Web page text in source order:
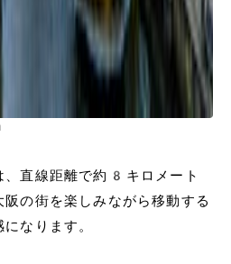
、直線距離で約8キロメート
の街を楽しみながら移動する
なります。